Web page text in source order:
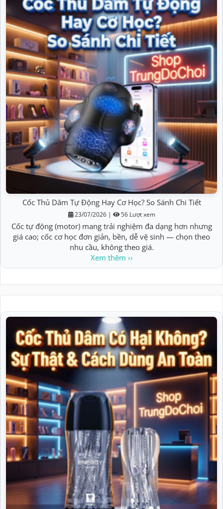
Cốc Thủ Dâm Tự Động Hay Cơ Học? So Sánh Chi Tiết
23/07/2026 | 56 Lượt xem
Cốc tự động (motor) mang trải nghiệm đa dạng hơn nhưng
giá cao; cốc cơ học đơn giản, bền, dễ vệ sinh — chọn theo
nhu cầu, không theo giá.
Xem thêm ››